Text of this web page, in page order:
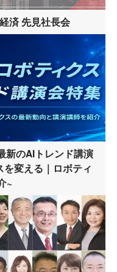
済 先見社長会
のAIトレンド講演
変える｜ロボティ
~